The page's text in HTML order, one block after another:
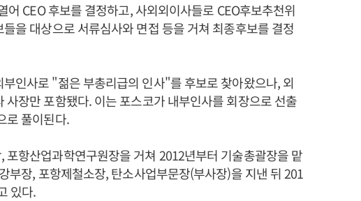
CEO 후보를 결정하고, 사외외이사들로 CEO후보추천위
을 대상으로 서류심사와 면접 등을 거쳐 최종후보를 결정
인사로 "젊은 부총리급의 인사"를 후보로 찾아왔으나, 외
장만 포함됐다. 이는 포스코가 내부인사를 회장으로 선출
로 풀이된다.
포항산업과학연구원장을 거쳐 2012년부터 기술총괄장을 맡
부장, 포항제철소장, 탄소사업부문장(부사장)을 지낸 뒤 201
있다.